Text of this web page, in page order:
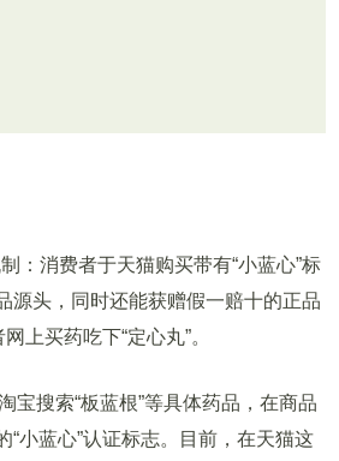
消费者于天猫购买带有“小蓝心”标
源头，同时还能获赠假一赔十的正品
上买药吃下“定心丸”。
搜索“板蓝根”等具体药品，在商品
小蓝心”认证标志。目前，在天猫这